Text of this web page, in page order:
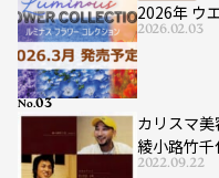
2026年 ウ
2026.02.03
カリスマ
綾小路竹
2022.09.22
No.